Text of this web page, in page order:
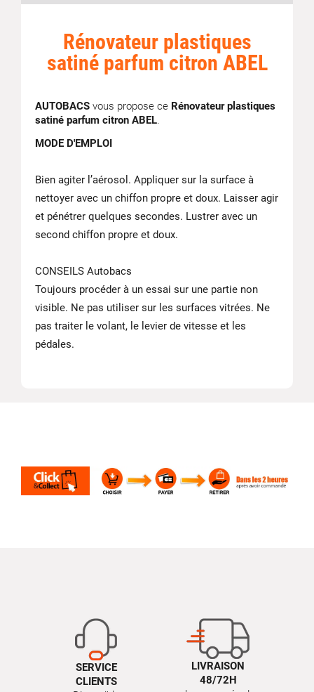
Rénovateur plastiques
satiné parfum citron ABEL
AUTOBACS vous propose ce Rénovateur plastiques
satiné parfum citron ABEL.
MODE D'EMPLOI
Bien agiter l’aérosol. Appliquer sur la surface à
nettoyer avec un chiffon propre et doux. Laisser agir
et pénétrer quelques secondes. Lustrer avec un
second chiffon propre et doux.
CONSEILS Autobacs
Toujours procéder à un essai sur une partie non
visible. Ne pas utiliser sur les surfaces vitrées. Ne
pas traiter le volant, le levier de vitesse et les
pédales.
SERVICE
CLIENTS
LIVRAISON
48/72H